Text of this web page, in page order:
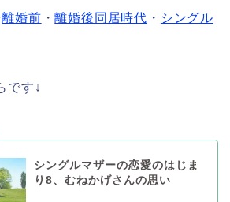
離婚前 ・離婚後同居時代 ・ シングル
です↓
シングルマザーの恋愛のはじま
り8、むねかげさんの思い